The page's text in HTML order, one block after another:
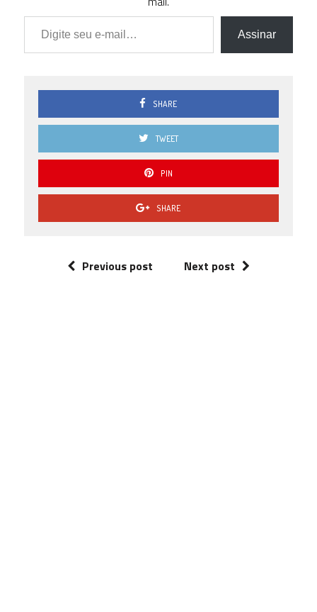
Digite seu e-mail…
Assinar
SHARE
TWEET
PIN
SHARE
Previous post Next post